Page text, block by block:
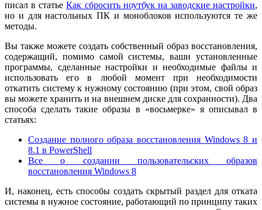
писал в статьеКак сбросить ноутбук на заводские настройки,
но и для настольных ПК и моноблоков используются те же
методы.
Вы также можете создать собственный образ восстановления,
содержащий, помимо самой системы, ваши установленные
программы, сделанные настройки и необходимые файлы и
использовать его в любой момент при необходимости
откатить систему к нужному состоянию (при этом, свой образ
вы можете хранить и на внешнем диске для сохранности). Два
способа сделать такие образы в «восьмерке» я описывал в
статьях:
Создание полного образа восстановления Windows 8 и
8.1 в PowerShell
Все о создании пользовательских образов
восстановления Windows 8
И, наконец, есть способы создать скрытый раздел для отката
системы в нужное состояние, работающий по принципу таких